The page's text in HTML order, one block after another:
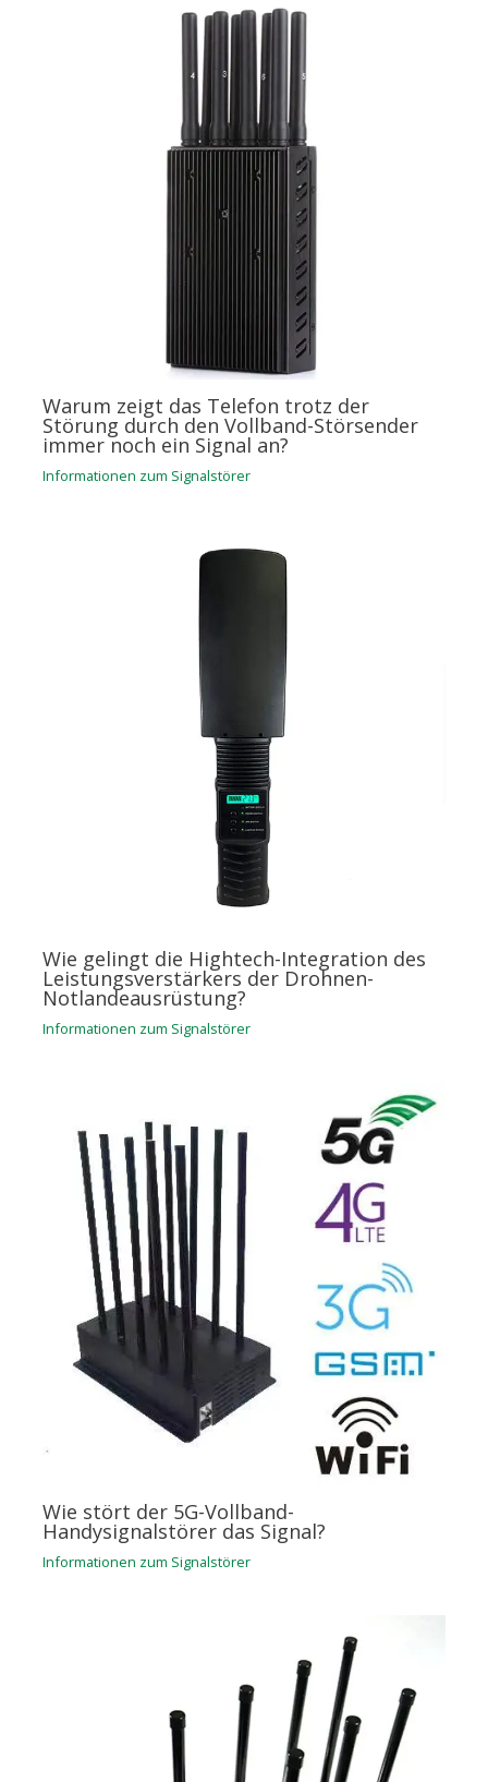
Warum zeigt das Telefon trotz der
Störung durch den Vollband-Störsender
immer noch ein Signal an?
Informationen zum Signalstörer
Wie gelingt die Hightech-Integration des
Leistungsverstärkers der Drohnen-
Notlandeausrüstung?
Informationen zum Signalstörer
Wie stört der 5G-Vollband-
Handysignalstörer das Signal?
Informationen zum Signalstörer